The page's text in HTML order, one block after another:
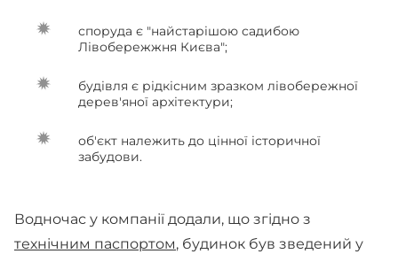
споруда є "найстарішою садибою
Лівобережжня Києва";
будівля є рідкісним зразком лівобережної
дерев'яної архітектури;
об'єкт належить до цінної історичної
забудови.
Водночас у компанії додали, що згідно з
технічним паспортом, будинок був зведений у